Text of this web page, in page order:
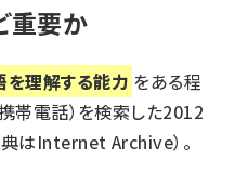
重要か
を理解する能力 をある程
帯電話）を検索した2012
はInternet Archive）。